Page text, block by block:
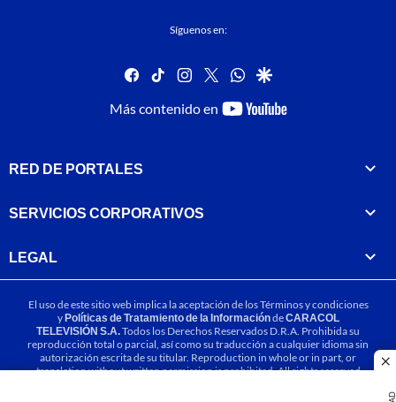
Síguenos en:
facebook
tiktok instagram
twitterwhatsapp
google
Más contenido en
youtube-
RED DE PORTALES
SERVICIOS CORPORATIVOS
LEGAL
El uso de este sitio web implica la aceptación de losTérminos y condiciones
yPolíticas de Tratamiento de la InformacióndeCARACOL
TELEVISIÓN S.A.Todos los Derechos Reservados D.R.A. Prohibida su
reproducción total o parcial, así como su traducción a cualquier idioma sin
autorización escrita de su titular. Reproduction in whole or in part, or
translation without written permission is prohibited. All rights reserved